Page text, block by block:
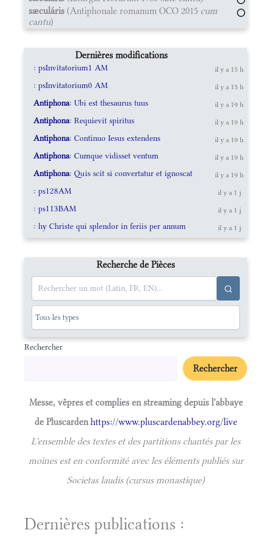
sæculáris (Antiphonale romanum OCO 2015 cum
cantu)
Dernières modifications
: psInvitatorium1 AM il y a 15 h
: psInvitatorium0 AM il y a 15 h
Antiphona: Ubi est thesaurus tuus il y a 19 h
Antiphona: Requievit spiritus il y a 19 h
Antiphona: Continuo Iesus extendens il y a 19 h
Antiphona: Cumque vidisset ventum il y a 19 h
Antiphona: Quis scit si convertatur et ignoscat il y a 19 h
: ps128AM il y a 1 j
: ps113BAM il y a 1 j
: hy Christe qui splendor in feriis per annum il y a 1 j
Recherche de Pièces
Rechercher
Rechercher
Messe, vêpres et complies en streaming depuis l'abbaye
de Pluscardenhttps://www.pluscardenabbey.org/live
L'ensemble des textes et des partitions chantés par les
moines est en conformité avec les éléments publiés sur
Societas laudis (cursus monastique)
Dernières publications :